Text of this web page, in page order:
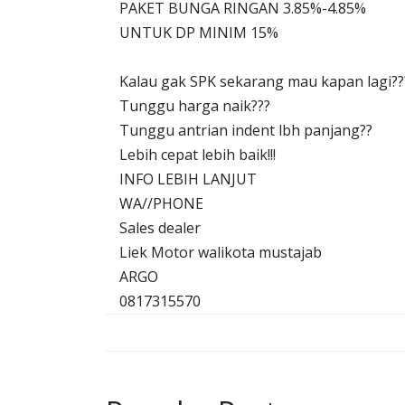
PAKET BUNGA RINGAN 3.85%-4.85%
UNTUK DP MINIM 15%
Kalau gak SPK sekarang mau kapan
Tunggu harga naik???
Tunggu antrian indent lbh panjang??
Lebih cepat lebih baik!!!
INFO LEBIH LANJUT
WA//PHONE
Sales dealer
Liek Motor walikota mustajab
ARGO
0817315570